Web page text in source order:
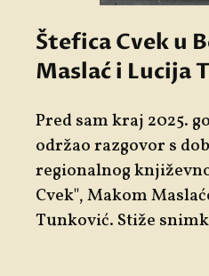
Štefica Cvek u
Maslać i Lucija
Pred sam kraj 2025.
održao razgovor s
regionalnog
Cvek", Makom
Tunković. Stiže